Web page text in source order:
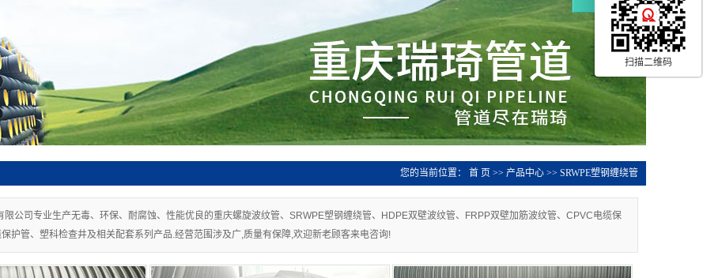
您的当前位置： 首 页 >> 产品中心 >> SRWPE塑钢缠绕管
限公司专业生产无毒、环保、耐腐蚀、性能优良的重庆螺旋波纹管、SRWPE塑钢缠绕管、HDPE双壁波纹管、FRPP双壁加筋波纹管、CPVC电缆保
护管、塑科检查井及相关配套系列产品.经营范围涉及广,质量有保障,欢迎新老顾客来电咨询!
扫描二维码